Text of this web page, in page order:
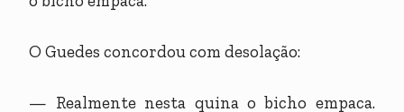
O Guedes concordou com desolação:
— Realmente nesta quina o bicho empaca.